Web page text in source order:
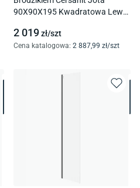
90X90X195 Kwadratowa Lewa
Mat S601-149
2 019zł/szt
Cena katalogowa: 2 887,99 zł/szt